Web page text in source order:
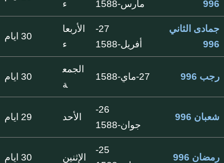
996
مارس-1588
ء
جمادى الثاني
996
27-
أفريل-1588
الأربعا
ء
30 ايام
رجب 996 27-ماي-1588
الجمع
ة
30 ايام
شعبان 996
26-
جوان-1588
الأحد 29 ايام
رمضان 996
25-
الإثنين 30 ايام